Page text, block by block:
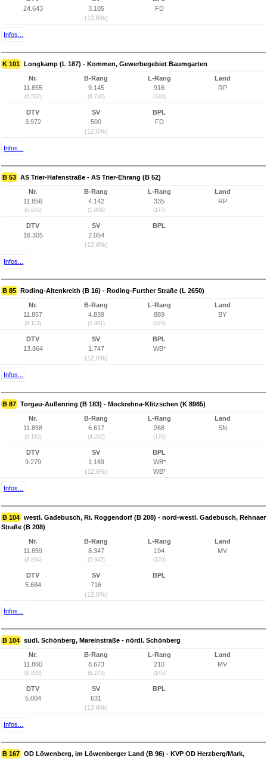
24.643
3.105
(12,6%)
FD
Infos...
K 101 Longkamp (L 187) - Kommen, Gewerbegebiet Baumgarten
Nr.
11.855
(6.502)
B-Rang
9.145
(6.743)
L-Rang
916
(740)
Land
RP
DTV
3.972
SV
500
(12,6%)
BPL
FD
Infos...
B 53 AS Trier-Hafenstraße - AS Trier-Ehrang (B 52)
Nr.
11.856
(6.675)
B-Rang
4.142
(1.809)
L-Rang
335
(177)
Land
RP
DTV
16.305
SV
2.054
(12,6%)
BPL
Infos...
B 85 Roding-Altenkreith (B 16) - Roding-Further Straße (L 2650)
Nr.
11.857
(8.113)
B-Rang
4.839
(2.481)
L-Rang
889
(479)
Land
BY
DTV
13.864
SV
1.747
(12,6%)
BPL
WB*
Infos...
B 87 Torgau-Außenring (B 183) - Mockrehna-Klitzschen (K 8985)
Nr.
11.858
(8.182)
B-Rang
6.617
(4.232)
L-Rang
268
(176)
Land
SN
DTV
9.279
SV
1.169
(12,6%)
BPL
WB*
WB*
Infos...
B 104 westl. Gadebusch, Ri. Roggendorf (B 208) - nord-westl. Gadebusch, Rehnaer
Straße (B 208)
Nr.
11.859
(8.834)
B-Rang
8.347
(5.947)
L-Rang
194
(129)
Land
MV
DTV
5.684
SV
716
(12,6%)
BPL
Infos...
B 104 südl. Schönberg, Mareinstraße - nördl. Schönberg
Nr.
11.860
(8.838)
B-Rang
8.673
(6.273)
L-Rang
210
(145)
Land
MV
DTV
5.004
SV
631
(12,6%)
BPL
Infos...
B 167 OD Löwenberg, im Löwenberger Land (B 96) - KVP OD Herzberg/Mark,